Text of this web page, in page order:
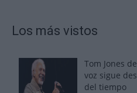
Los más vistos
Tom Jones
voz sigue
del tiempo